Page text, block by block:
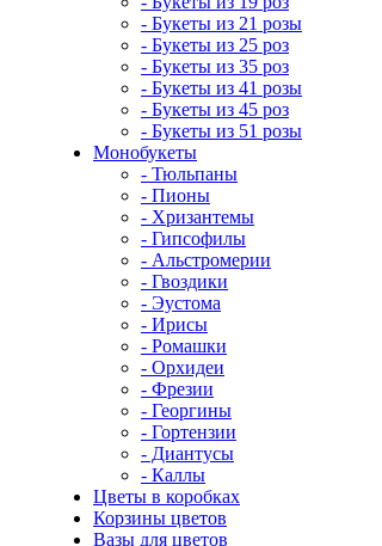
- Букеты из 21 розы
- Букеты из 25 роз
- Букеты из 35 роз
- Букеты из 41 розы
- Букеты из 45 роз
- Букеты из 51 розы
Монобукеты
- Тюльпаны
- Пионы
- Хризантемы
- Гипсофилы
- Альстромерии
- Гвоздики
- Эустома
- Ирисы
- Ромашки
- Орхидеи
- Фрезии
- Георгины
- Гортензии
- Диантусы
- Каллы
Цветы в коробках
Корзины цветов
Вазы для цветов